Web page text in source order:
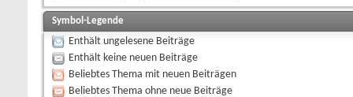
Symbol-Legende
Enthält ungelesene Beiträge
Enthält keine neuen Beiträge
Beliebtes Thema mit neuen Beiträgen
Beliebtes Thema ohne neue Beiträge